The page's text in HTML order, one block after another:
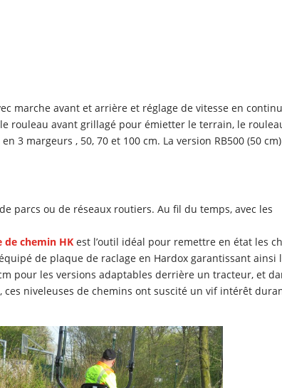
marche avant et arrière et réglage de vitesse en
rouleau avant grillagé pour émietter le terrain, le
margeurs , 50, 70 et 100 cm. La version RB500 (50
parcs ou de réseaux routiers. Au fil du temps, avec les
de chemin HK est l’outil idéal pour remettre en état les
de plaque de raclage en Hardox garantissant ainsi
pour les versions adaptables derrière un tracteur, et
niveleuses de chemins ont suscité un vif intérêt